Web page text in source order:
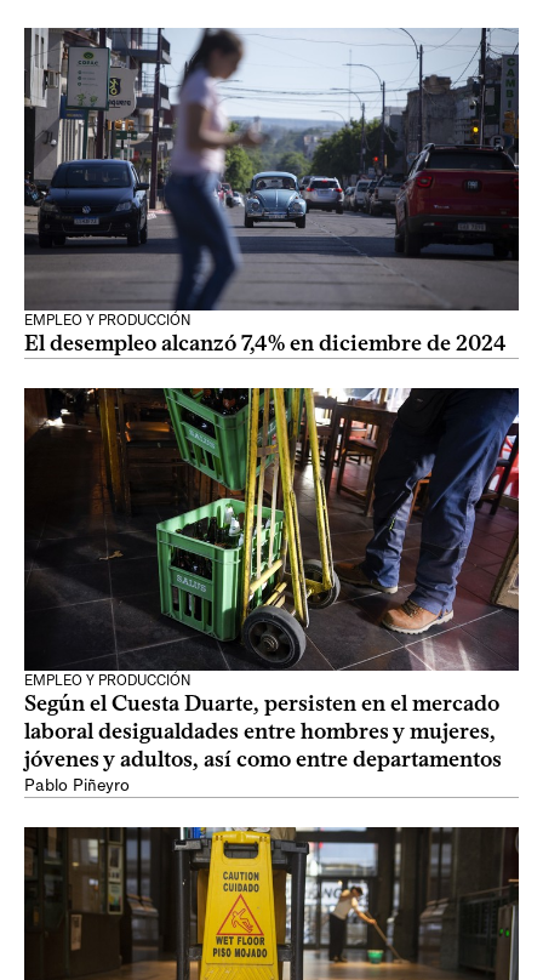
EMPLEO Y PRODUCCIÓN
El desempleo alcanzó 7,4% en diciembre de 2024
EMPLEO Y PRODUCCIÓN
Según el Cuesta Duarte, persisten en el mercado
laboral desigualdades entre hombres y mujeres,
jóvenes y adultos, así como entre departamentos
Pablo Piñeyro